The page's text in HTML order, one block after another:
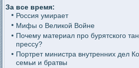
За все время:
Россия умирает
Мифы о Великой Войне
Почему материал про бурятского
прессу?
Портрет министра внутренних дел
семьи и братвы